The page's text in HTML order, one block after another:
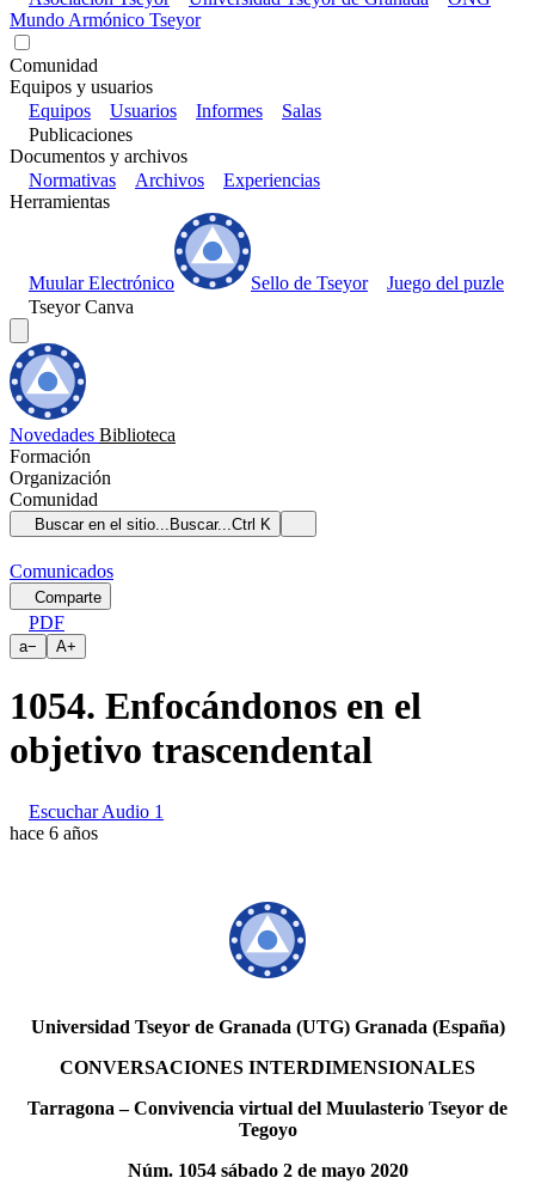
Mundo Armónico Tseyor
Comunidad
Equipos y usuarios
Equipos
Usuarios Informes
Salas
Publicaciones
Documentos y archivos
Normativas
Archivos
Experiencias
Herramientas
Muular Electrónico Sello de Tseyor
Juego del puzle
Tseyor Canva
Novedades Biblioteca
Formación
Organización
Comunidad
Buscar en el sitio... Buscar...Ctrl K
Comunicados
Comparte
PDF
a− A+
1054. Enfocándonos en el
objetivo trascendental
Escuchar Audio 1
hace 6 años
Universidad Tseyor de Granada (UTG) Granada (España)
CONVERSACIONES INTERDIMENSIONALES
Tarragona – Convivencia virtual del Muulasterio Tseyor de
Tegoyo
Núm. 1054 sábado 2 de mayo 2020